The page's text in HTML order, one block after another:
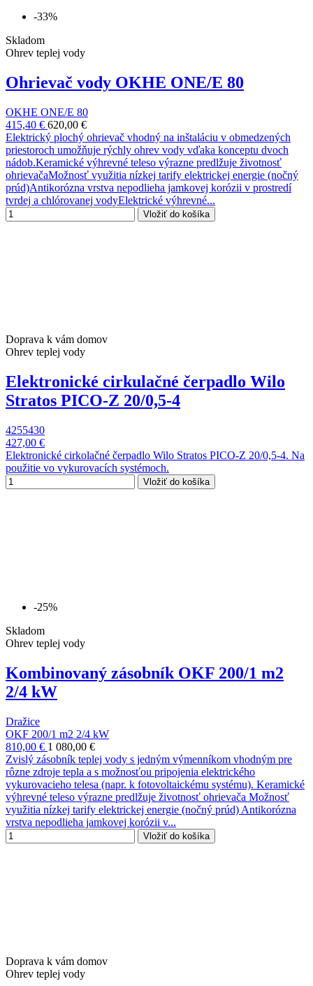
-33%
Skladom
Ohrev teplej vody
Ohrievač vody OKHE ONE/E 80
OKHE ONE/E 80
415,40 € 620,00 €
Elektrický plochý ohrievač vhodný na inštaláciu v obmedzených
priestoroch umožňuje rýchly ohrev vody vďaka konceptu dvoch
nádob.Keramické výhrevné teleso výrazne predlžuje životnosť
ohrievačaMožnosť využitia nízkej tarify elektrickej energie (nočný
prúd)Antikorózna vrstva nepodlieha jamkovej korózii v prostredí
tvrdej a chlórovanej vodyElektrické výhrevné...
Vložiť do košíka
Doprava k vám domov
Ohrev teplej vody
Elektronické cirkulačné čerpadlo Wilo
Stratos PICO-Z 20/0,5-4
4255430
427,00 €
Elektronické cirkolačné čerpadlo Wilo Stratos PICO-Z 20/0,5-4. Na
použitie vo vykurovacích systémoch.
Vložiť do košíka
-25%
Skladom
Ohrev teplej vody
Kombinovaný zásobník OKF 200/1 m2
2/4 kW
Dražice
OKF 200/1 m2 2/4 kW
810,00 € 1 080,00 €
Zvislý zásobník teplej vody s jedným výmenníkom vhodným pre
rôzne zdroje tepla a s možnosťou pripojenia elektrického
vykurovacieho telesa (napr. k fotovoltaickému systému). Keramické
výhrevné teleso výrazne predlžuje životnosť ohrievača Možnosť
využitia nízkej tarify elektrickej energie (nočný prúd) Antikorózna
vrstva nepodlieha jamkovej korózii v...
Vložiť do košíka
Doprava k vám domov
Ohrev teplej vody